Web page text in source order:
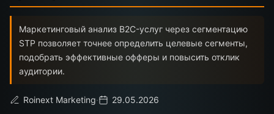
Маркетинговый анализ B2C-услуг через сегментацию
STP позволяет точнее определить целевые сегменты,
подобрать эффективные офферы и повысить отклик
аудитории.
Roinext Marketing· 29.05.2026